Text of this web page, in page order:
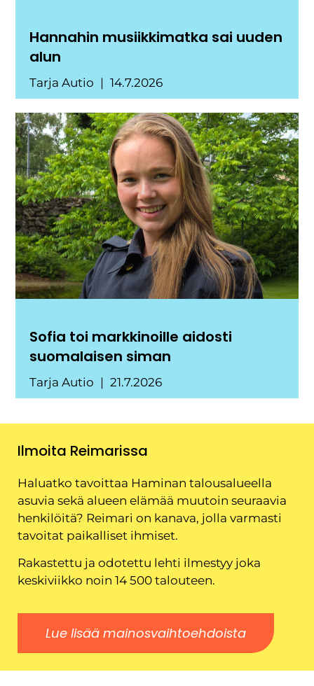
Hannahin musiikkimatka sai uuden
alun
Tarja Autio 14.7.2026
Sofia toi markkinoille aidosti
suomalaisen siman
Tarja Autio 21.7.2026
Ilmoita Reimarissa
Haluatko tavoittaa Haminan talousalueella
asuvia sekä alueen elämää muutoin seuraavia
henkilöitä? Reimari on kanava, jolla varmasti
tavoitat paikalliset ihmiset.
Rakastettu ja odotettu lehti ilmestyy joka
keskiviikko noin 14 500 talouteen.
Lue lisää mainosvaihtoehdoista